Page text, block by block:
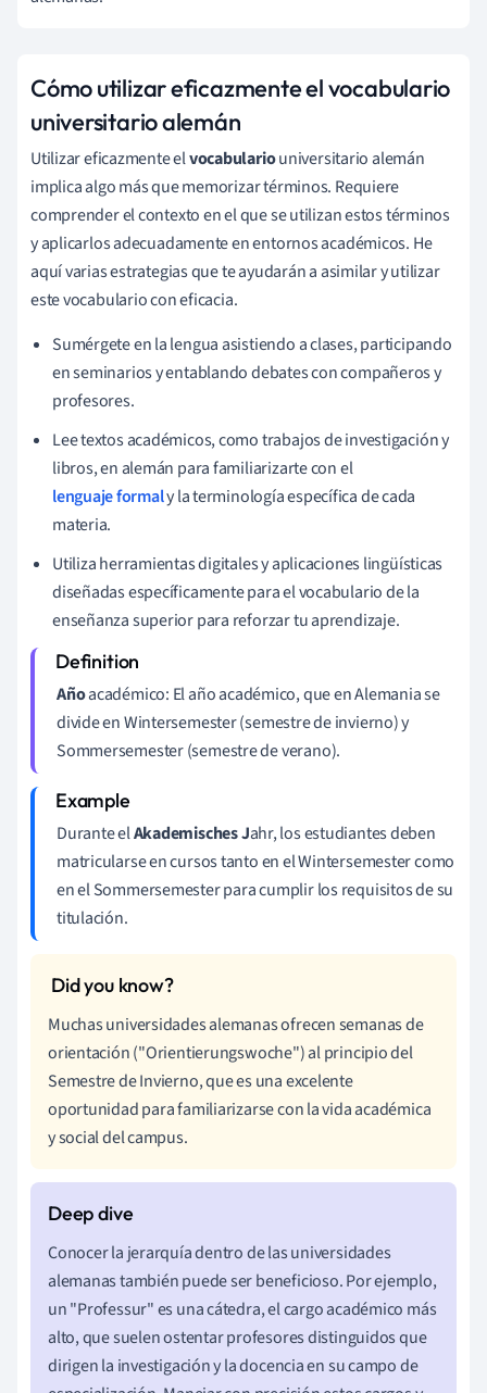
Cómo utilizar eficazmente el vocabulario
universitario alemán
Utilizar eficazmente elvocabulariouniversitario alemán
implica algo más que memorizar términos. Requiere
comprender el contexto en el que se utilizan estos términos
y aplicarlos adecuadamente en entornos académicos. He
aquí varias estrategias que te ayudarán a asimilar y utilizar
este vocabulario con eficacia.
Sumérgete en la lengua asistiendo a clases, participando
en seminarios y entablando debates con compañeros y
profesores.
Lee textos académicos, como trabajos de investigación y
libros, en alemán para familiarizarte con el
lenguaje formaly la terminología específica de cada
materia.
Utiliza herramientas digitales y aplicaciones lingüísticas
diseñadas específicamente para el vocabulario de la
enseñanza superior para reforzar tu aprendizaje.
Añoacadémico: El año académico, que en Alemania se
divide en Wintersemester (semestre de invierno) y
Sommersemester (semestre de verano).
Durante elAkademisches Jahr, los estudiantes deben
matricularse en cursos tanto en el Wintersemester como
en el Sommersemester para cumplir los requisitos de su
titulación.
Muchas universidades alemanas ofrecen semanas de
orientación ("Orientierungswoche") al principio del
Semestre de Invierno, que es una excelente
oportunidad para familiarizarse con la vida académica
y social del campus.
Conocer la jerarquía dentro de las universidades
alemanas también puede ser beneficioso. Por ejemplo,
un "Professur" es una cátedra, el cargo académico más
alto, que suelen ostentar profesores distinguidos que
dirigen la investigación y la docencia en su campo de